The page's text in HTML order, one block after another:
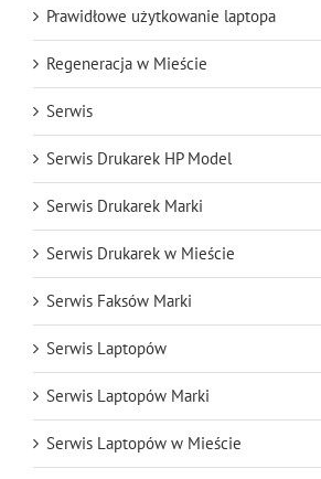
Prawidłowe użytkowanie laptopa
Regeneracja w Mieście
Serwis
Serwis Drukarek HP Model
Serwis Drukarek Marki
Serwis Drukarek w Mieście
Serwis Faksów Marki
Serwis Laptopów
Serwis Laptopów Marki
Serwis Laptopów w Mieście